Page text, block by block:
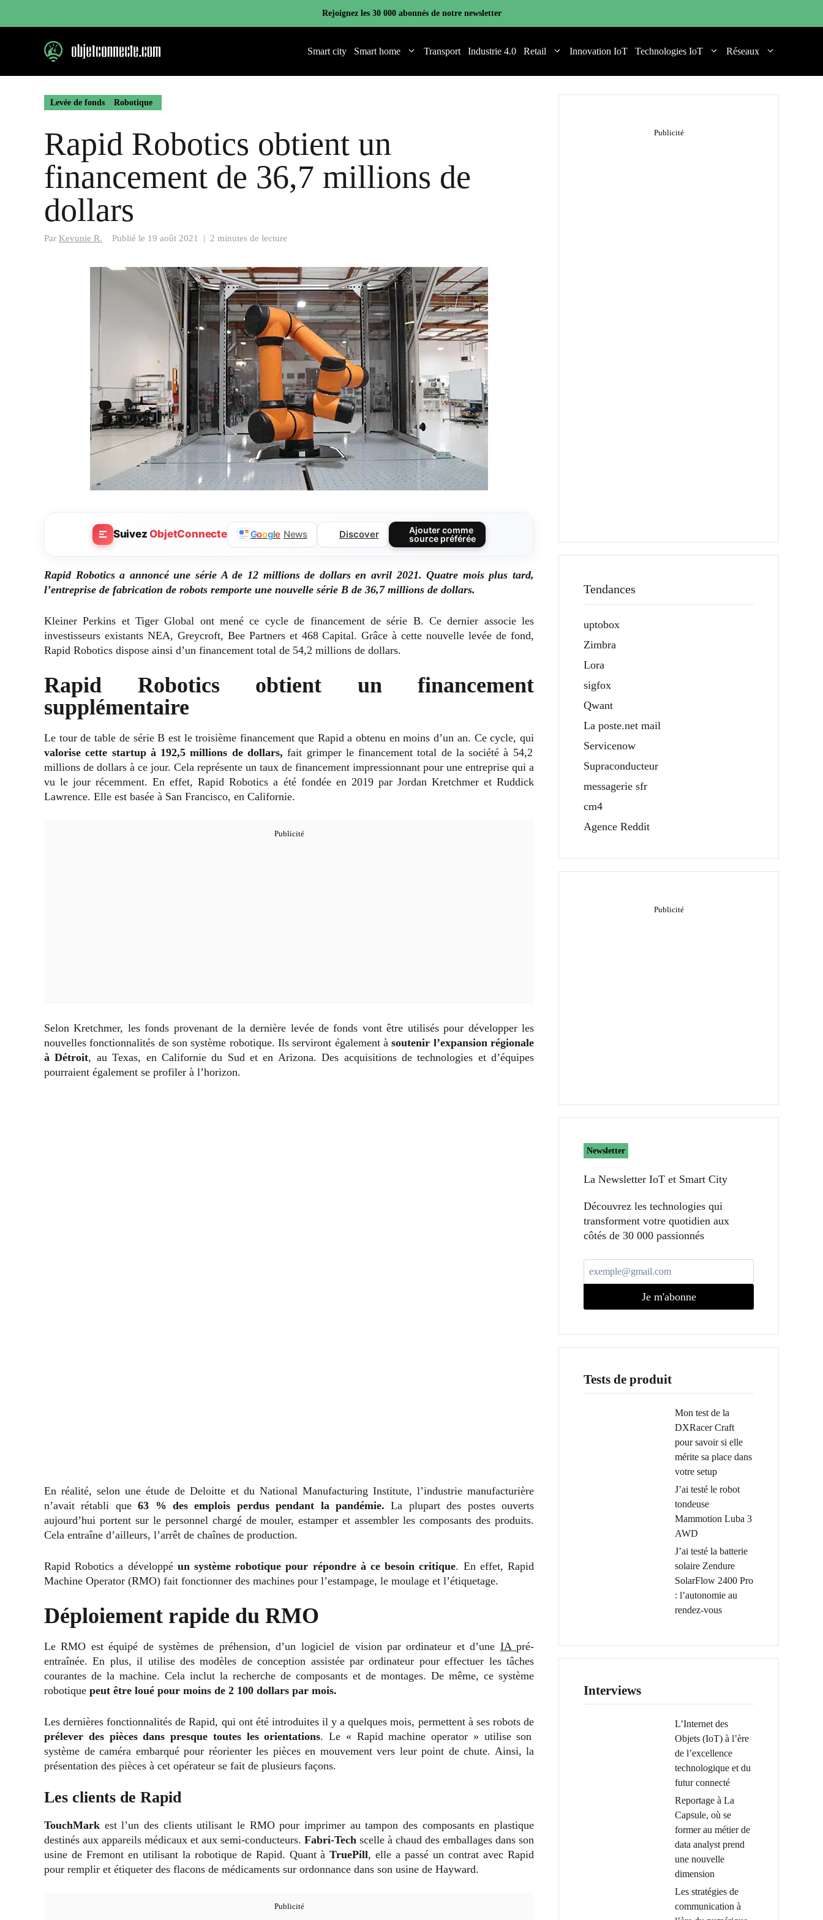
Rejoignez les 30 000 abonnés de notre newsletter
Smart city Smart home Transport Industrie 4.0 Retail Innovation IoT Technologies IoT Réseaux
Levée de fonds Robotique
Rapid Robotics obtient un
financement de 36,7 millions de
dollars
Par Kevunie R. Publié le 19 août 2021 | 2 minutes de lecture
SuivezObjetConnecte Google News Discover
Ajouter comme
source préférée
Rapid Robotics a annoncé une série A de 12 millions de dollars en avril 2021. Quatre mois plus tard,
l’entreprise de fabrication de robots remporte une nouvelle série B de 36,7 millions de dollars.
Kleiner Perkins et Tiger Global ont mené ce cycle de financement de série B. Ce dernier associe les
investisseurs existants NEA, Greycroft, Bee Partners et 468 Capital. Grâce à cette nouvelle levée de fond,
Rapid Robotics dispose ainsi d’un financement total de 54,2 millions de dollars.
Rapid Robotics obtient un financement
supplémentaire
Le tour de table de série B est le troisième financement que Rapid a obtenu en moins d’un an. Ce cycle, qui
valorise cette startup à 192,5 millions de dollars,fait grimper le financement total de la société à 54,2
millions de dollars à ce jour. Cela représente un taux de financement impressionnant pour une entreprise qui a
vu le jour récemment. En effet, Rapid Robotics a été fondée en 2019 par Jordan Kretchmer et Ruddick
Lawrence. Elle est basée à San Francisco, en Californie.
Selon Kretchmer, les fonds provenant de la dernière levée de fonds vont être utilisés pour développer les
nouvelles fonctionnalités de son système robotique. Ils serviront également àsoutenir l’expansion régionale
à Détroit, au Texas, en Californie du Sud et en Arizona. Des acquisitions de technologies et d’équipes
pourraient également se profiler à l’horizon.
En réalité, selon une étude de Deloitte et du National Manufacturing Institute, l’industrie manufacturière
n’avait rétabli que63 % des emplois perdus pendant la pandémie.La plupart des postes ouverts
aujourd’hui portent sur le personnel chargé de mouler, estamper et assembler les composants des produits.
Cela entraîne d’ailleurs, l’arrêt de chaînes de production.
Rapid Robotics a développé un système robotique pour répondre à ce besoin critique. En effet, Rapid
Machine Operator (RMO) fait fonctionner des machines pour l’estampage, le moulage et l’étiquetage.
Déploiement rapide du RMO
Le RMO est équipé de systèmes de préhension, d’un logiciel de vision par ordinateur et d’une IApré-
entraînée. En plus, il utilise des modèles de conception assistée par ordinateur pour effectuer les tâches
courantes de la machine. Cela inclut la recherche de composants et de montages. De même, ce système
robotique peut être loué pour moins de 2 100 dollars par mois.
Les dernières fonctionnalités de Rapid, qui ont été introduites il y a quelques mois, permettent à ses robots de
prélever des pièces dans presque toutes les orientations. Le « Rapid machine operator » utilise son
système de caméra embarqué pour réorienter les pièces en mouvement vers leur point de chute. Ainsi, la
présentation des pièces à cet opérateur se fait de plusieurs façons.
Les clients de Rapid
TouchMark est l’un des clients utilisant le RMO pour imprimer au tampon des composants en plastique
destinés aux appareils médicaux et aux semi-conducteurs. Fabri-Tech scelle à chaud des emballages dans son
usine de Fremont en utilisant la robotique de Rapid. Quant àTruePill, elle a passé un contrat avec Rapid
pour remplir et étiqueter des flacons de médicaments sur ordonnance dans son usine de Hayward.
Tendances
uptobox
Zimbra
Lora
sigfox
Qwant
La poste.net mail
Servicenow
Supraconducteur
messagerie sfr
cm4
Agence Reddit
Newsletter
La Newsletter IoT et Smart City​
Découvrez les technologies qui
transforment votre quotidien aux
côtés de 30 000 passionnés
Je m'abonne
Tests de produit
Mon test de la
DXRacer Craft
pour savoir si elle
mérite sa place dans
votre setup
J’ai testé le robot
tondeuse
Mammotion Luba 3
AWD
J’ai testé la batterie
solaire Zendure
SolarFlow 2400 Pro
: l’autonomie au
rendez-vous
Interviews
L’Internet des
Objets (IoT) à l’ère
de l’excellence
technologique et du
futur connecté
Reportage à La
Capsule, où se
former au métier de
data analyst prend
une nouvelle
dimension
Les stratégies de
communication à